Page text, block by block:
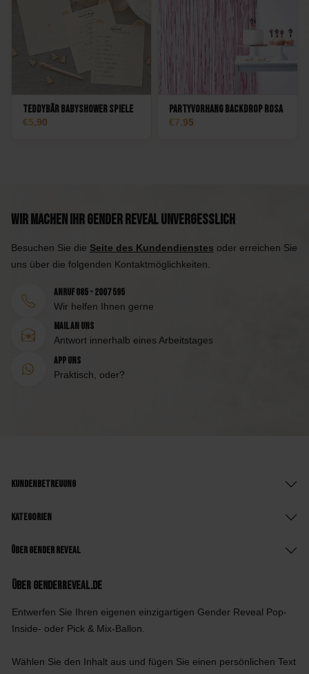
Teddybär BabyShower Spiele
5,90
Partyvorhang Backdrop Rosa
7,95
Wir machen Ihr Gender Reveal unvergesslich
Besuchen Sie die Seite des Kundendienstes oder erreichen Sie
uns über die folgenden Kontaktmöglichkeiten.
Anruf 085 - 2007 595
Wir helfen Ihnen gerne
Mail an uns
Antwort innerhalb eines Arbeitstages
App uns
Praktisch, oder?
Kundenbetreuung
Kategorien
Über Gender Reveal
Über GenderReveal.de
Entwerfen Sie Ihren eigenen einzigartigen Gender Reveal Pop-
Inside- oder Pick & Mix-Ballon.
Wählen Sie den Inhalt aus und fügen Sie einen persönlichen Text